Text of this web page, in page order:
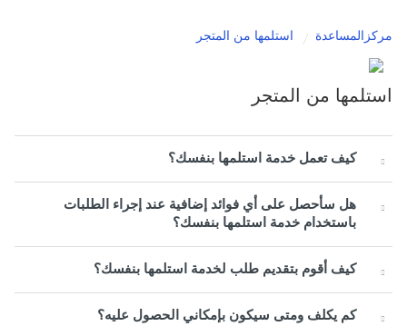
مركزالمساعدة استلمها من المتجر
استلمها من المتجر
كيف تعمل خدمة استلمها بنفسك؟
هل سأحصل على أي فوائد إضافية عند إجراء الطلبات
باستخدام خدمة استلمها بنفسك؟
كيف أقوم بتقديم طلب لخدمة استلمها بنفسك؟
كم يكلف ومتى سيكون بإمكاني الحصول عليه؟